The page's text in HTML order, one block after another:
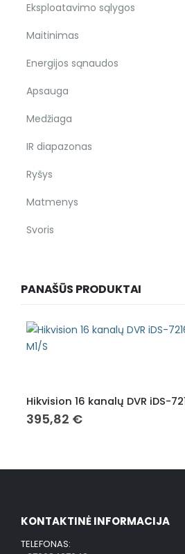
Eksploatavimo sąlygos
Maitinimas
Energijos sąnaudos
Apsauga
Medžiaga
IR diapazonas
Ryšys
Matmenys
Svoris
PANAŠŪS PRODUKTAI
395,82 €
KONTAKTINĖ INFORMACIJA
TELEFONAS: